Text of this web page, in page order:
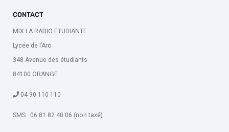
CONTACT
MIX LA RADIO ETUDIANTE
Lycée de l’Arc
348 Avenue des étudiants
84100 ORANGE
04 90 110 110
SMS : 06 81 82 40 06 (non taxé)